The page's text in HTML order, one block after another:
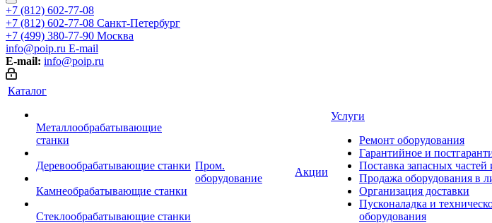
+7 (812) 602-77-08
+7 (812) 602-77-08 Санкт-Петербург
+7 (499) 380-77-90 Москва
info@poip.ru E-mail
E-mail: info@poip.ru
Каталог
Металлообрабатывающие
станки
Деревообрабатывающие станки
Камнеобрабатывающие станки
Стеклообрабатывающие станки
Пром.
оборудование
Акции
Услуги
Ремонт оборудования
Гарантийное и
Поставка запасных
Продажа оборудования в
Организация доставки
Пусконаладка и
оборудования